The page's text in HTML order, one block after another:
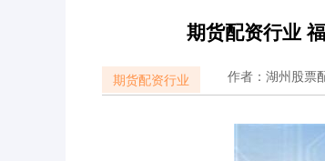
期货配资行业
期货配资行业 作者：湖州股票